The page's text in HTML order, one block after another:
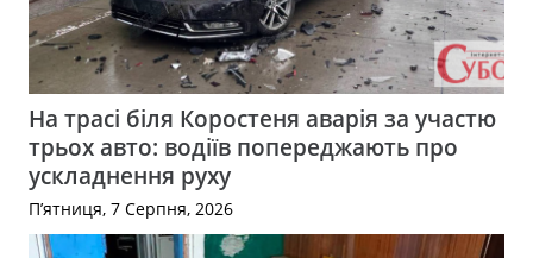
На трасі біля Коростеня аварія за участю
трьох авто: водіїв попереджають про
ускладнення руху
П’ятниця, 7 Серпня, 2026